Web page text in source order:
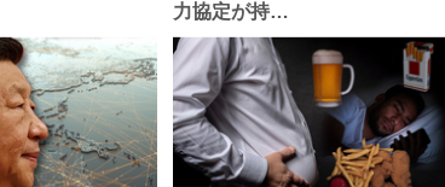
力協定が持…